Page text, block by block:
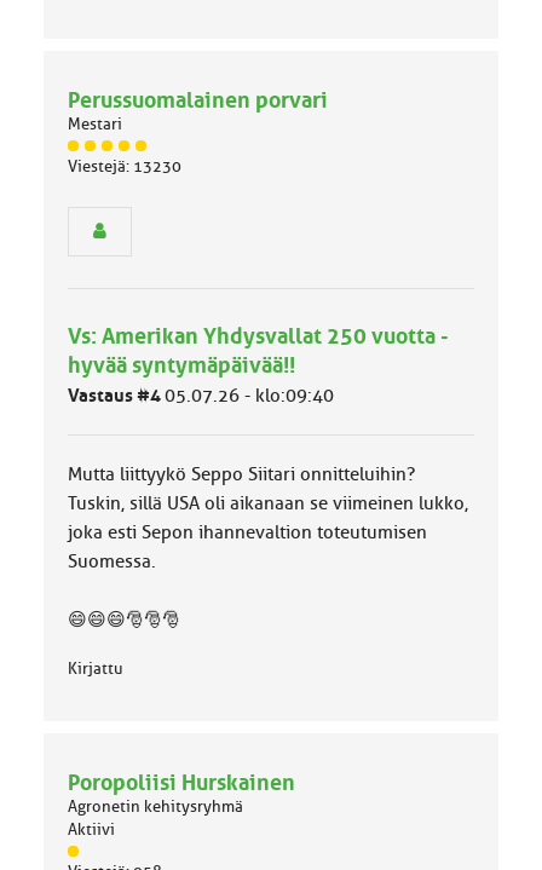
Perussuomalainen porvari
Mestari
J
ä
m
ä
u
k
a
Viestejä: 13230
Vs: Amerikan Yhdysvallat 250 vuotta -
hyvää syntymäpäivää!!
Vastaus #405.07.26 - klo:09:40
Mutta liittyykö Seppo Siitari onnitteluihin?
Tuskin, sillä USA oli aikanaan se viimeinen lukko,
joka esti Sepon ihannevaltion toteutumisen
Suomessa.
😄😄😄🎅🎅🎅
Kirjattu
Poropoliisi Hurskainen
Agronetin kehitysryhmä
Aktiivi
J